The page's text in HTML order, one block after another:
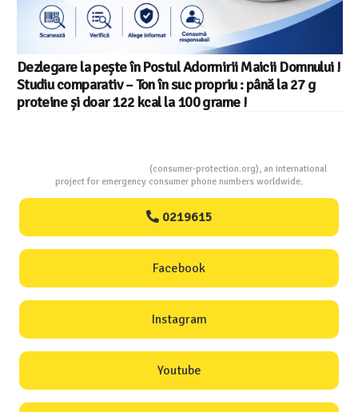
Maicii Domnului !
până la 27 g
Salariul minim in Europa in 2026 –
din 22 in UE
(consumer-protection.org), an international
project for emergency consumer phone numbers worldwide.
0219615
Facebook
Instagram
Youtube